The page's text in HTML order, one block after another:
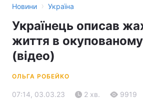
Новини › Україна
Українець описав
життя в
(відео)
ОЛЬГА РОБЕЙКО
07:14, 03.03.23 2 хв. 9919